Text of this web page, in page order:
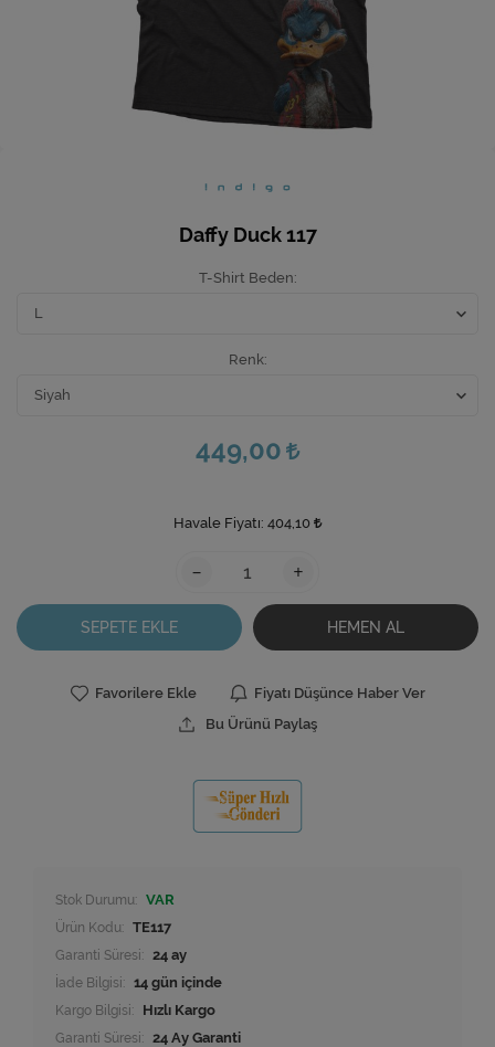
Ev Hediyeleri
Yeni İş Hediyeleri
Mutfak
Daffy Duck 117
T-Shirt Beden
Renk
449,00
Havale Fiyatı: 404,10
- +
SEPETE EKLE HEMEN AL
Favorilere Ekle
Fiyatı Düşünce Haber Ver
Bu Ürünü Paylaş
Stok Durumu: VAR
Ürün Kodu: TE117
Garanti Süresi: 24 ay
İade Bilgisi:
Kargo Bilgisi: Hızlı Kargo
Garanti Süresi: 24 Ay Garanti